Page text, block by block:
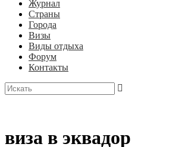
Журнал
Страны
Города
Визы
Виды отдыха
Форум
Контакты
виза в эквадор